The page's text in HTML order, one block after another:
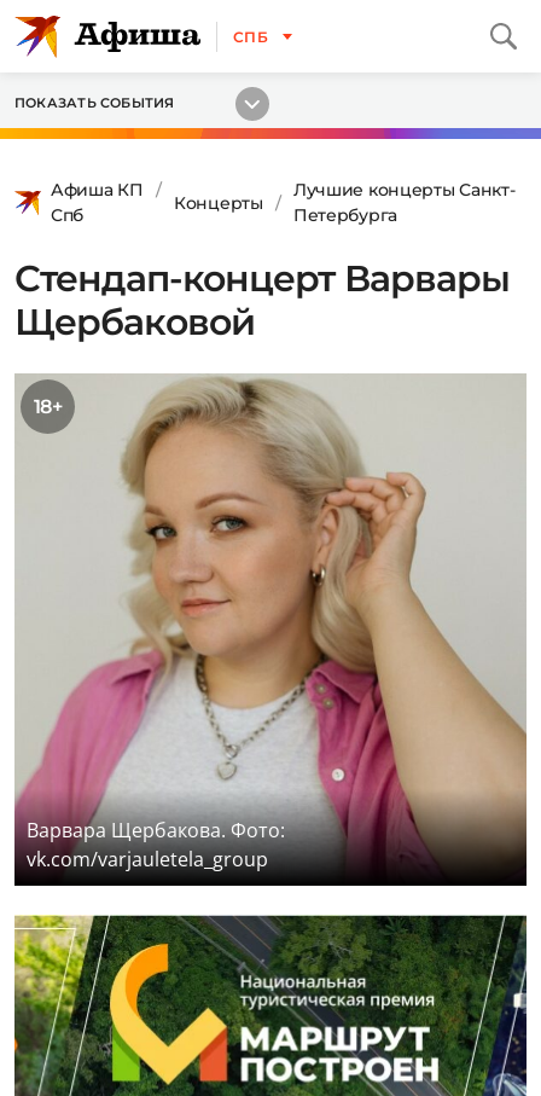
СПБ
ПОКАЗАТЬ СОБЫТИЯ
Афиша КП
Спб
Концерты
Лучшие концерты Санкт-
Петербурга
Стендап-концерт Варвары
Щербаковой
18+
Варвара Щербакова. Фото:
vk.com/varjauletela_group